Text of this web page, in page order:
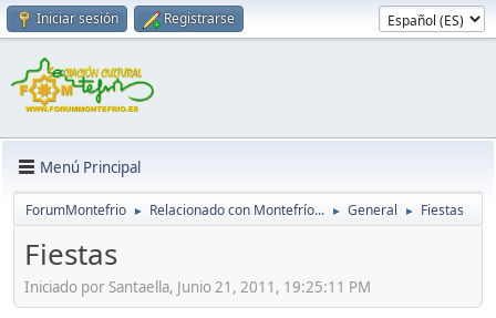
Iniciar sesión Registrarse
Menú Principal
ForumMontefrio ► Relacionado con Montefrío... ► General ► Fiestas
Fiestas
Iniciado por Santaella, Junio 21, 2011, 19:25:11 PM